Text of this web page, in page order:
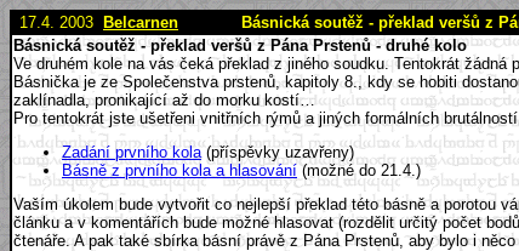
17.4. 2003 Belcarnen
Básnická soutěž - překlad veršů z
Básnická soutěž - překlad veršů z Pána Prstenů - druhé kolo
Ve druhém kole na vás čeká překlad z jiného soudku. Tentokrát
Básnička je ze Společenstva prstenů, kapitoly 8., kdy se hobiti
zaklínadla, pronikající až do morku kostí…
Pro tentokrát jste ušetřeni vnitřních rýmů a jiných formálních
Zadání prvního kola(příspěvky uzavřeny)
Básně z prvního kola a hlasování(možné do 21.4.)
Vaším úkolem bude vytvořit co nejlepší překlad této básně a porotou
článku a v komentářích bude možné hlasovat (rozdělit určitý počet
čtenáře. A pak také sbírka básní právě z Pána Prstenů, aby bylo i